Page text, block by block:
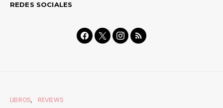
REDES SOCIALES
LIBROS REVIEWS